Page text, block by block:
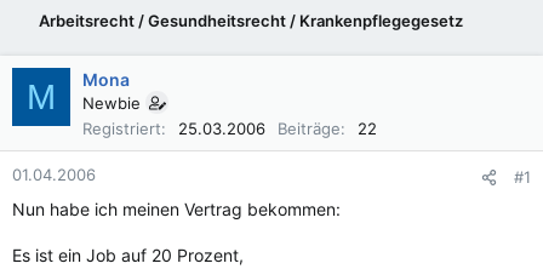
e
l
t
e
l
l
t
a
Arbeitsrecht / Gesundheitsrecht / Krankenpflegegesetz
M Mona
Newbie
Registriert
25.03.2006 Beiträge 22
01.04.2006 #1
Nun habe ich meinen Vertrag bekommen:
Es ist ein Job auf 20 Prozent,